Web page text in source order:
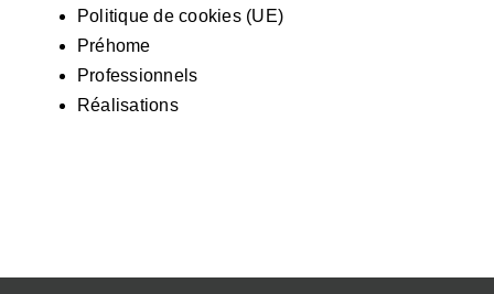
Politique de cookies (UE)
Préhome
Professionnels
Réalisations